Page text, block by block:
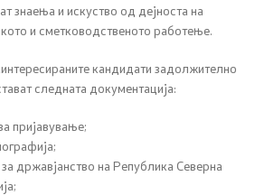
знаења и искуство од дејноста на
и сметководственото работење.
кандидати задолжително
следната документација:
пријавување;
државјанство на Република Северна
;